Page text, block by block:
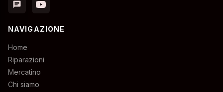
chat
NAVIGAZIONE
Home
Riparazioni
Mercatino
Chi siamo